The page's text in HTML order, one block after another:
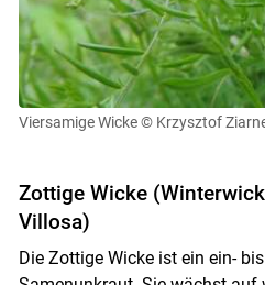
Viersamige Wicke © Krzysztof
Zottige Wicke
Villosa)
Die Zottige Wicke ist ein ein-